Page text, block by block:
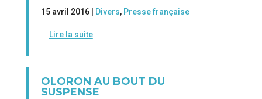
15 avril 2016 | Divers, Presse française
Lire la suite
OLORON AU BOUT DU
SUSPENSE